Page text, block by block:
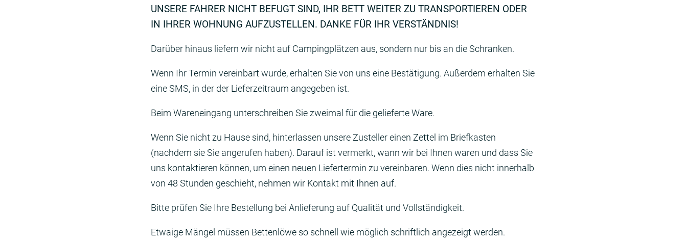
UNSERE FAHRER NICHT BEFUGT SIND, IHR BETT WEITER ZU TRANSPORTIEREN ODER
IN IHRER WOHNUNG AUFZUSTELLEN. DANKE FÜR IHR VERSTÄNDNIS!
Darüber hinaus liefern wir nicht auf Campingplätzen aus, sondern nur bis an die Schranken.
Wenn Ihr Termin vereinbart wurde, erhalten Sie von uns eine Bestätigung. Außerdem erhalten Sie
eine SMS, in der der Lieferzeitraum angegeben ist.
Beim Wareneingang unterschreiben Sie zweimal für die gelieferte Ware.
Wenn Sie nicht zu Hause sind, hinterlassen unsere Zusteller einen Zettel im Briefkasten
(nachdem sie Sie angerufen haben). Darauf ist vermerkt, wann wir bei Ihnen waren und dass Sie
uns kontaktieren können, um einen neuen Liefertermin zu vereinbaren. Wenn dies nicht innerhalb
von 48 Stunden geschieht, nehmen wir Kontakt mit Ihnen auf.
Bitte prüfen Sie Ihre Bestellung bei Anlieferung auf Qualität und Vollständigkeit.
Etwaige Mängel müssen Bettenlöwe so schnell wie möglich schriftlich angezeigt werden.